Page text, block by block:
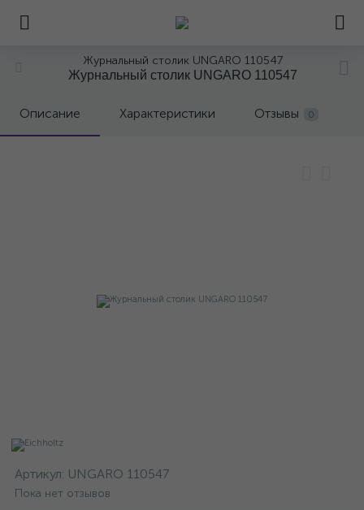
Журнальный столик UNGARO 110547
Журнальный столик UNGARO 110547
Описание Характеристики Отзывы 0
Артикул: UNGARO 110547
Пока нет отзывов